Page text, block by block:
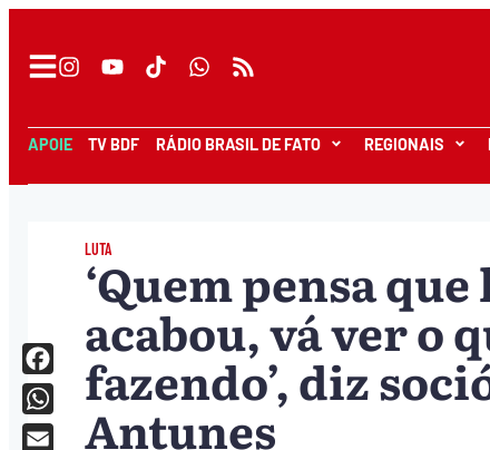
APOIE TV BDF RÁDIO BRASIL DE FATO REGIONAIS I
LUTA
‘Quem pensa
acabou, vá ver o
fazendo’, diz
Antunes
Facebook
WhatsApp